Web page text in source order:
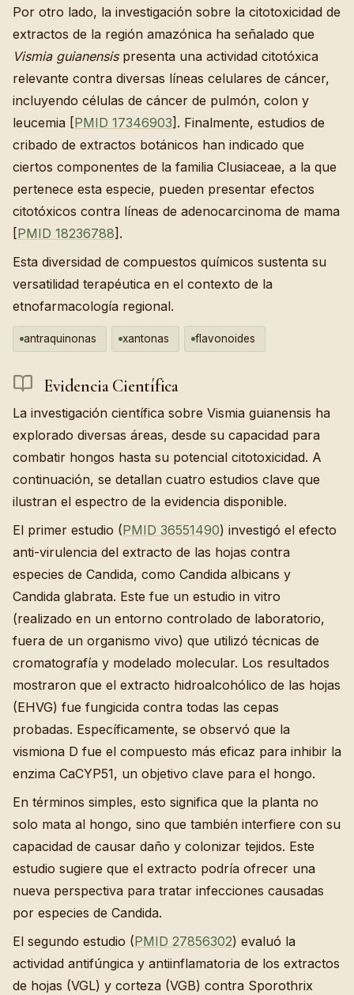
Por otro lado, la investigación sobre la citotoxicidad de
extractos de la región amazónica ha señalado que
Vismia guianensispresenta una actividad citotóxica
relevante contra diversas líneas celulares de cáncer,
incluyendo células de cáncer de pulmón, colon y
leucemia [PMID 17346903]. Finalmente, estudios de
cribado de extractos botánicos han indicado que
ciertos componentes de la familia Clusiaceae, a la que
pertenece esta especie, pueden presentar efectos
citotóxicos contra líneas de adenocarcinoma de mama
[PMID 18236788].
Esta diversidad de compuestos químicos sustenta su
versatilidad terapéutica en el contexto de la
etnofarmacología regional.
antraquinonas xantonas flavonoides
Evidencia Científica
La investigación científica sobre Vismia guianensis ha
explorado diversas áreas, desde su capacidad para
combatir hongos hasta su potencial citotoxicidad. A
continuación, se detallan cuatro estudios clave que
ilustran el espectro de la evidencia disponible.
El primer estudio (PMID 36551490) investigó el efecto
anti-virulencia del extracto de las hojas contra
especies de Candida, como Candida albicans y
Candida glabrata. Este fue un estudio in vitro
(realizado en un entorno controlado de laboratorio,
fuera de un organismo vivo) que utilizó técnicas de
cromatografía y modelado molecular. Los resultados
mostraron que el extracto hidroalcohólico de las hojas
(EHVG) fue fungicida contra todas las cepas
probadas. Específicamente, se observó que la
vismiona D fue el compuesto más eficaz para inhibir la
enzima CaCYP51, un objetivo clave para el hongo.
En términos simples, esto significa que la planta no
solo mata al hongo, sino que también interfiere con su
capacidad de causar daño y colonizar tejidos. Este
estudio sugiere que el extracto podría ofrecer una
nueva perspectiva para tratar infecciones causadas
por especies de Candida.
El segundo estudio (PMID 27856302) evaluó la
actividad antifúngica y antiinflamatoria de los extractos
de hojas (VGL) y corteza (VGB) contra Sporothrix